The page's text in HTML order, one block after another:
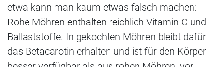
etwa kann man kaum etwas falsch machen:
Rohe Möhren enthalten reichlich Vitamin C und
Ballaststoffe. In gekochten Möhren bleibt dafür
das Betacarotin erhalten und ist für den Körper